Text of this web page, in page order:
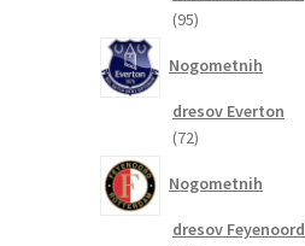
9595
Nogometnih
dresov Everton
7272
Nogometnih
dresov Feyenoord